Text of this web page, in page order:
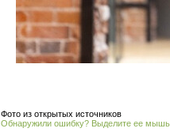
Фото из открытых источников
Обнаружили ошибку? Выделите ее